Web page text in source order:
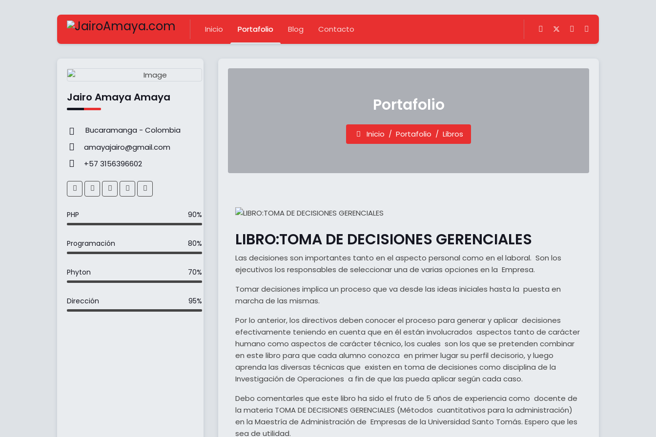
Inicio Portafolio Blog Contacto
Jairo Amaya Amaya
Bucaramanga - Colombia
amayajairo@gmail.com
+57 3156396602
PHP 90%
Programación 80%
Phyton 70%
Dirección 95%
Portafolio
Inicio Portafolio Libros
LIBRO:TOMA DE DECISIONES GERENCIALES
Las decisiones son importantes tanto en el aspecto personal como en el laboral. Son los
ejecutivos los responsables de seleccionar una de varias opciones en la Empresa.
Tomar decisiones implica un proceso que va desde las ideas iniciales hasta la puesta en
marcha de las mismas.
Por lo anterior, los directivos deben conocer el proceso para generar y aplicar decisiones
efectivamente teniendo en cuenta que en él están involucrados aspectos tanto de carácter
humano como aspectos de carácter técnico, los cuales son los que se pretenden combinar
en este libro para que cada alumno conozca en primer lugar su perfil decisorio, y luego
aprenda las diversas técnicas que existen en toma de decisiones como disciplina de la
Investigación de Operaciones a fin de que las pueda aplicar según cada caso.
Debo comentarles que este libro ha sido el fruto de 5 años de experiencia como docente de
la materia TOMA DE DECISIONES GERENCIALES (Métodos cuantitativos para la administración)
en la Maestría de Administración de Empresas de la Universidad Santo Tomás. Espero que les
sea de utilidad.